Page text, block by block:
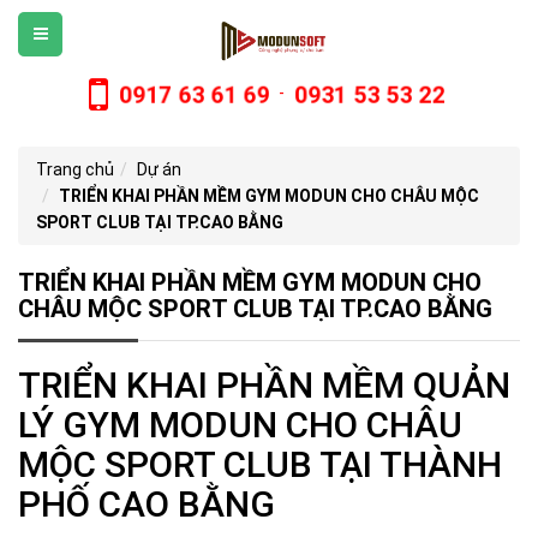
0917 63 61 69 - 0931 53 53 22
Trang chủ
Dự án
TRIỂN KHAI PHẦN MỀM GYM MODUN CHO CHÂU MỘC
SPORT CLUB TẠI TP.CAO BẰNG
TRIỂN KHAI PHẦN MỀM GYM MODUN CHO
CHÂU MỘC SPORT CLUB TẠI TP.CAO BẰNG
TRIỂN KHAI PHẦN MỀM QUẢN
LÝ GYM MODUN CHO CHÂU
MỘC SPORT CLUB TẠI THÀNH
PHỐ CAO BẰNG